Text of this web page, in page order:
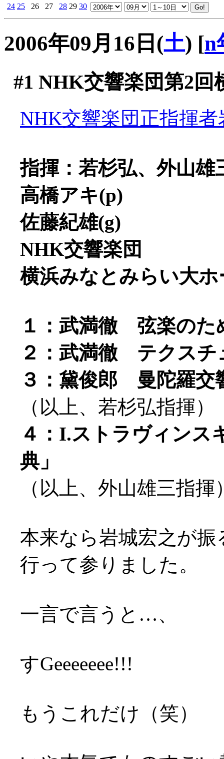
24 25 26 27 28 29 30
2006年09月16日(土) [n
#1 NHK交響楽団第2回
NHK交響楽団正指揮者
指揮：若杉弘、外山雄
高橋アキ(p)
佐藤紀雄(g)
NHK交響楽団
横浜みなとみらい大ホ
１：武満徹 弦楽のた
２：武満徹 テクスチ
３：黛俊郎 曼陀羅交
（以上、若杉弘指揮）
４：I.ストラヴィン
典」
（以上、外山雄三指揮
本来なら岩城宏之が
行って参りました。
一言で言うと…、
すGeeeeeee!!!
もうこれだけ（笑）